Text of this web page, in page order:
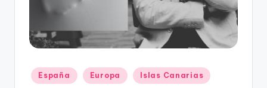
Publicado
en
España Europa Islas Canarias